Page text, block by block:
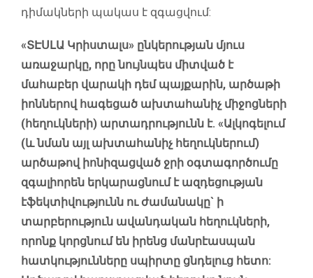
դիմակների պակաս է զգացվում:
«ՏԷՍԼԱ Կրիստալս» ընկերության մյուս
առաջարկը, որը նույնպես միտված է
մահաբեր վարակի դեմ պայքարին, արծաթի
իոններով հագեցած ախտահանիչ միջոցների
(հեղուկների) արտադրությունն է. «Ալկոգելում
(և նման այլ ախտահանիչ հեղուկներում)
արծաթով իոնիզացված ջրի օգտագործումը
զգալիորեն երկարացնում է ազդեցության
էֆեկտիվությունն ու ժամանակը` ի
տարբերություն ավանդական հեղուկների,
որոնք կորցնում են իրենց մանրէասպան
հատկությունները սպիրտը ցնդելուց հետո: